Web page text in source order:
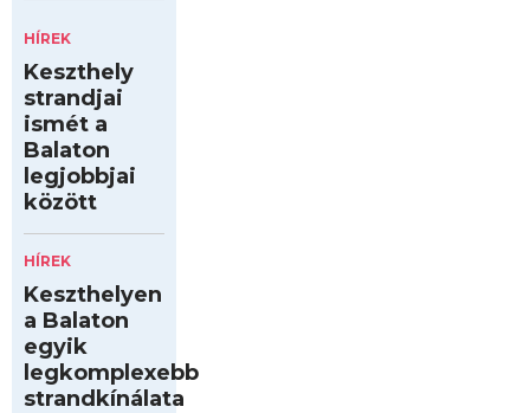
HÍREK
Keszthely
strandjai
ismét a
Balaton
legjobbjai
között
HÍREK
Keszthelyen
a Balaton
egyik
legkomplexebb
strandkínálata